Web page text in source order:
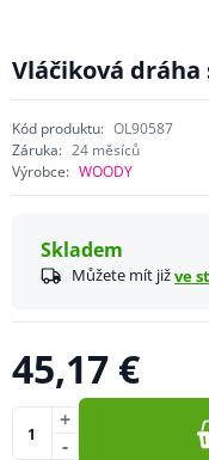
Vláčiková
Kód produktu: OL90587
Záruka: 24 měsíců
Výrobce: WOODY
Skladem
Můžete mít jižve
45,17 €
-
+